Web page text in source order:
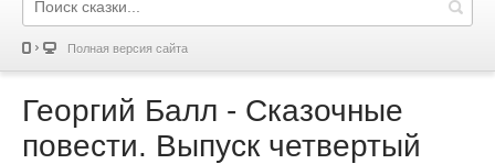
Полная версия сайта
Георгий Балл - Сказочные
повести. Выпуск четвертый